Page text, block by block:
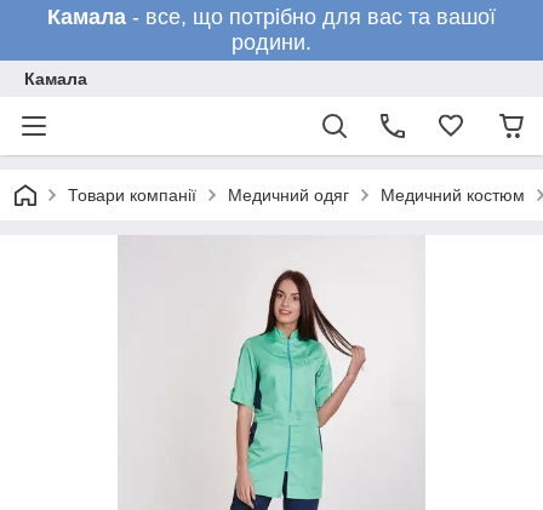
Камала - все, що потрібно для вас та вашої
родини.
Камала
Товари компанії Медичний одяг Медичний костюм